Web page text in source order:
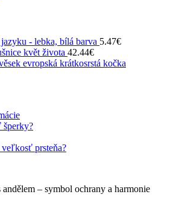
- lebka, bílá barva 5.47€
květ života 42.44€
evropská krátkosrstá kočka
prsteňa?
andělem – symbol ochrany a harmonie